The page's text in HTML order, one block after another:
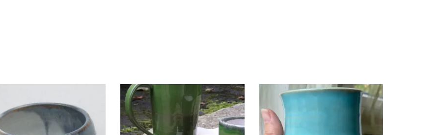
KERAAMILINE KAUSIKE
MAIUSTUSTELE
TEEPAKIHOIDJA/SEEBIALUS KERAAMILINE TOPS